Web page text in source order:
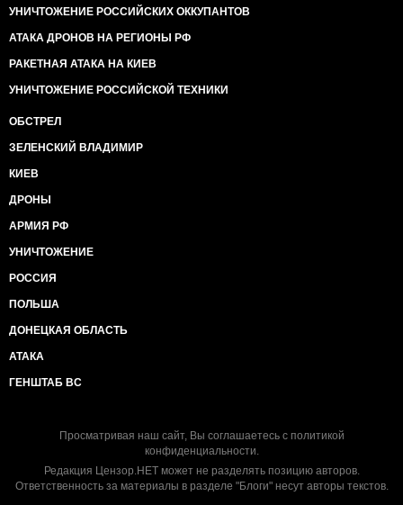
УНИЧТОЖЕНИЕ РОССИЙСКИХ ОККУПАНТОВ
АТАКА ДРОНОВ НА РЕГИОНЫ РФ
РАКЕТНАЯ АТАКА НА КИЕВ
УНИЧТОЖЕНИЕ РОССИЙСКОЙ ТЕХНИКИ
ОБСТРЕЛ
ЗЕЛЕНСКИЙ ВЛАДИМИР
КИЕВ
ДРОНЫ
АРМИЯ РФ
УНИЧТОЖЕНИЕ
РОССИЯ
ПОЛЬША
ДОНЕЦКАЯ ОБЛАСТЬ
АТАКА
ГЕНШТАБ ВС
Просматривая наш сайт, Вы соглашаетесь с политикой
конфиденциальности.
Редакция Цензор.НЕТ может не разделять позицию авторов.
Ответственность за материалы в разделе "Блоги" несут авторы текстов.